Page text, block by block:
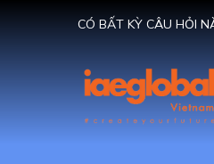
CÓ BẤT KỲ CÂU HỎI